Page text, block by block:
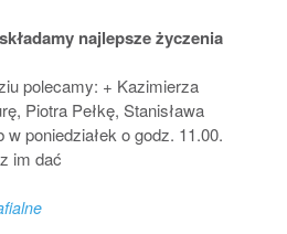
najlepsze życzenia
polecamy: + Kazimierza
Piotra Pełkę, Stanisława
poniedziałek o godz. 11.00.
im dać